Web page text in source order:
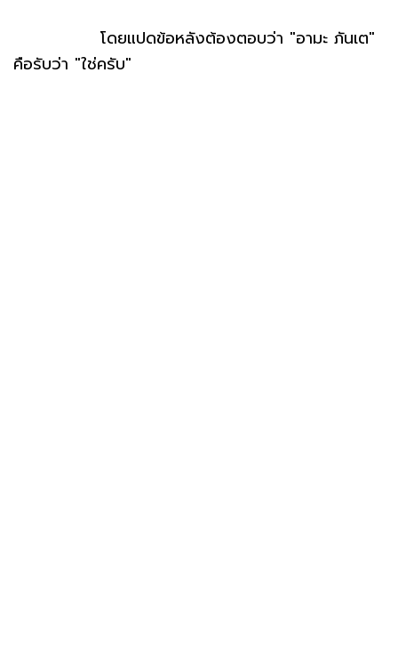
โดยแปดข้อหลังต้องตอบว่า "อามะ ภันเต"
คือรับว่า "ใช่ครับ"